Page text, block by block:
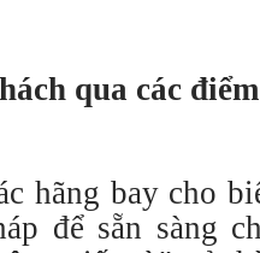
qua các
hãng bay cho
để sẵn sàng